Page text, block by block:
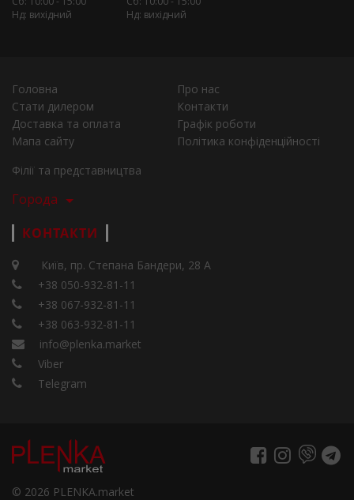
Нд: вихідний
Нд: вихідний
Головна
Про нас
Стати дилером
Контакти
Доставка та оплата
Графік роботи
Мапа сайту
Політика конфіденційності
Філії та представництва
Города
КОНТАКТИ
Київ, пр. Степана Бандери, 28 А
+38 050-932-81-11
+38 067-932-81-11
+38 063-932-81-11
info@plenka.market
Viber
Telegram
© 2026 PLENKA.market